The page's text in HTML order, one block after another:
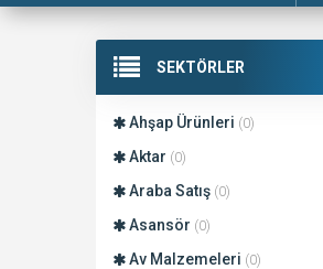
SEKTÖRLER
Ahşap Ürünleri (0)
Aktar (0)
Araba Satış (0)
Asansör (0)
Av Malzemeleri (0)